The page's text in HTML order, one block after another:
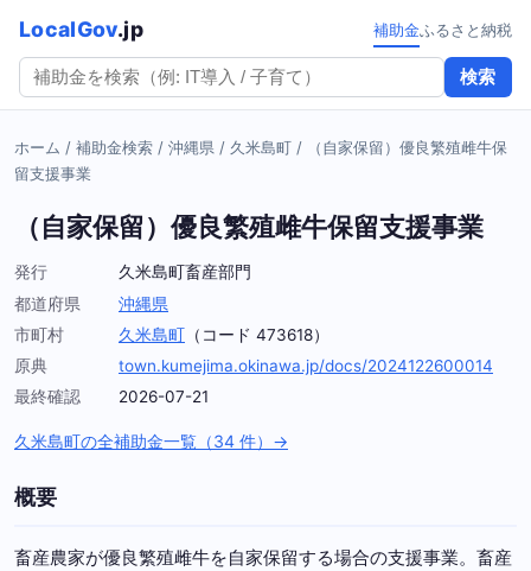
LocalGov.jp
検索
補助金ふるさと納税
ホーム / 補助金検索 / 沖縄県 / 久米島町 /
（自家保留）優良繁殖雌牛保
留支援事業
（自家保留）優良繁殖雌牛保留支援事業
発行
久米島町畜産部門
都道府県
沖縄県
市町村
久米島町 （コード 473618）
原典
town.kumejima.okinawa.jp/docs/2024122600014
最終確認
2026-07-21
久米島町の全補助金一覧（34 件）→
概要
畜産農家が優良繁殖雌牛を自家保留する場合の支援事業。畜産